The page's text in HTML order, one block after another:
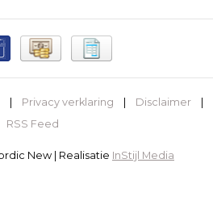
Privacy verklaring Disclaimer
RSS Feed
New | Realisatie InStijl Media